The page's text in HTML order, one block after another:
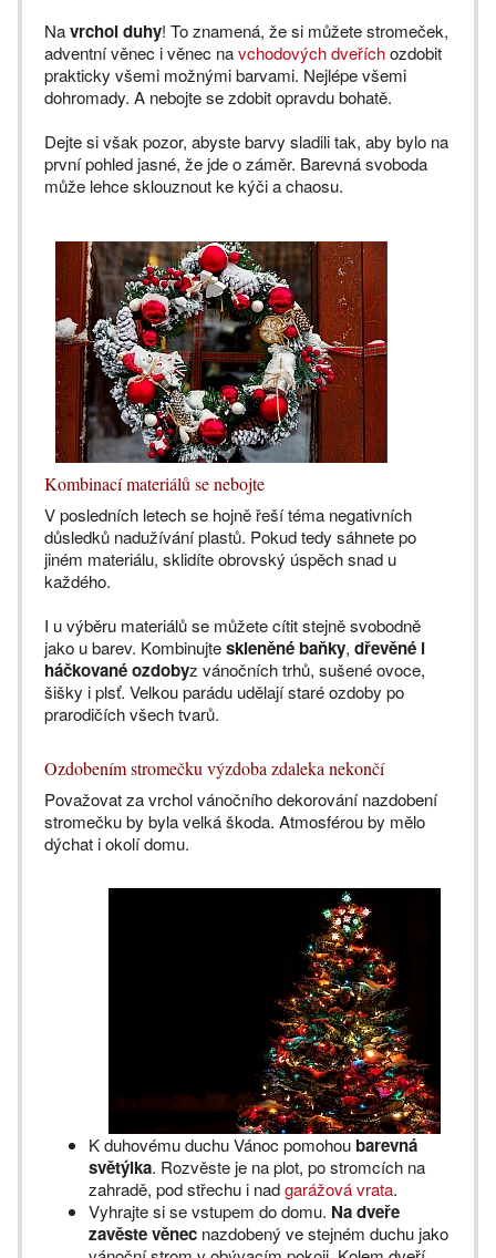
Navrchol duhy! To znamená, že si můžete stromeček,
adventní věnec i věnec navchodových dveříchozdobit
prakticky všemi možnými barvami. Nejlépe všemi
dohromady. A nebojte se zdobit opravdu bohatě.
Dejte si však pozor, abyste barvy sladili tak, aby bylo na
první pohled jasné, že jde o záměr. Barevná svoboda
může lehce sklouznout ke kýči a chaosu.
Kombinací materiálů se nebojte
V posledních letech se hojně řeší téma negativních
důsledků nadužívání plastů. Pokud tedy sáhnete po
jiném materiálu, sklidíte obrovský úspěch snad u
každého.
I u výběru materiálů se můžete cítit stejně svobodně
jako u barev. Kombinujteskleněné baňky, dřevěné i
háčkované ozdobyz vánočních trhů, sušené ovoce,
šišky i plsť. Velkou parádu udělají staré ozdoby po
prarodičích všech tvarů.
Ozdobením stromečku výzdoba zdaleka nekončí
Považovat za vrchol vánočního dekorování nazdobení
stromečku by byla velká škoda. Atmosférou by mělo
dýchat i okolí domu.
K duhovému duchu Vánoc pomohoubarevná
světýlka. Rozvěste je na plot, po stromcích na
zahradě, pod střechu i nadgarážová vrata.
Vyhrajte si se vstupem do domu. Na dveře
zavěste věnec nazdobený ve stejném duchu jako